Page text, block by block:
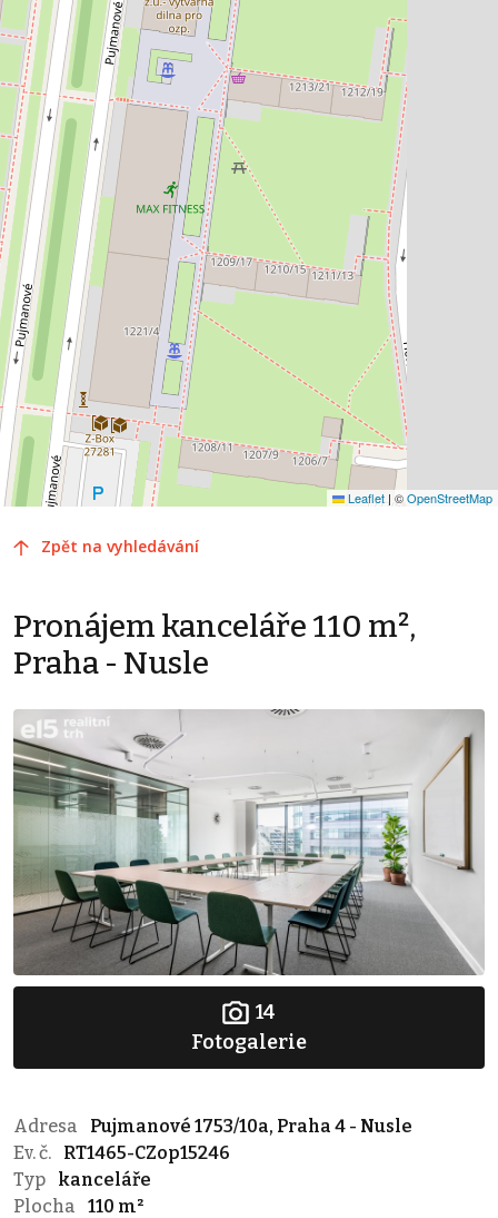
Leaflet | ©OpenStreetMap
Zpět na vyhledávání
Pronájem kanceláře 110 m²,
Praha - Nusle
14
Fotogalerie
Adresa
Pujmanové 1753/10a, Praha 4 - Nusle
Ev. č.
RT1465-CZop15246
Typ
kanceláře
Plocha
110 m²